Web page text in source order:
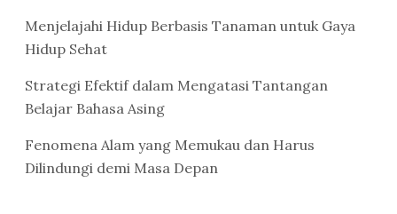
Menjelajahi Hidup Berbasis Tanaman untuk Gaya
Hidup Sehat
Strategi Efektif dalam Mengatasi Tantangan
Belajar Bahasa Asing
Fenomena Alam yang Memukau dan Harus
Dilindungi demi Masa Depan